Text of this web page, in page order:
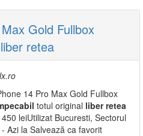
Gold Fullbox
retea
14 Pro Max Gold Fullbox
totul original liber retea
leiUtilizat Bucuresti, Sectorul
Azi la Salvează ca favorit